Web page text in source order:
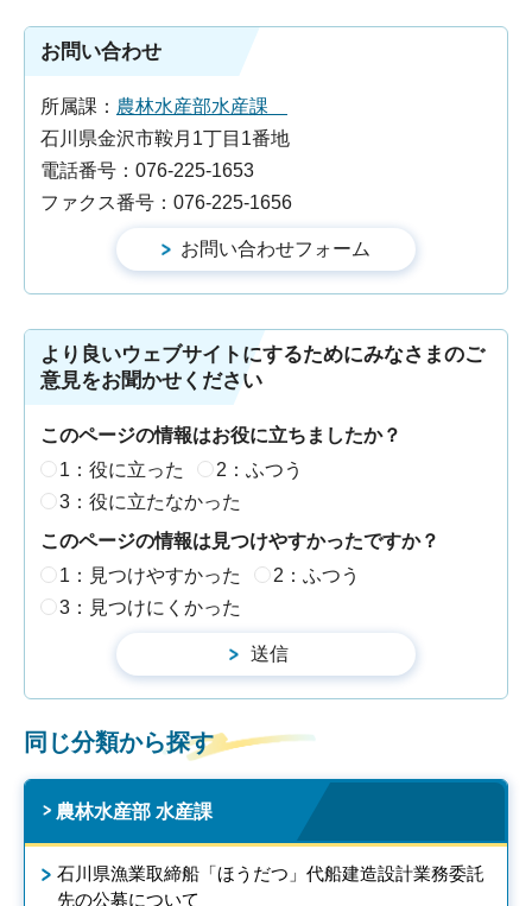
お問い合わせ
所属課： 農林水産部水産課
石川県金沢市鞍月1丁目1番地
電話番号：076-225-1653
ファクス番号：076-225-1656
より良いウェブサイトにするためにみなさまのご
意見をお聞かせください
このページの情報はお役に立ちましたか？
1：役に立った
2：ふつう
3：役に立たなかった
このページの情報は見つけやすかったですか？
1：見つけやすかった
2：ふつう
3：見つけにくかった
同じ分類から探す
農林水産部 水産課
石川県漁業取締船「ほうだつ」代船建造設計業務委託
先の公募について